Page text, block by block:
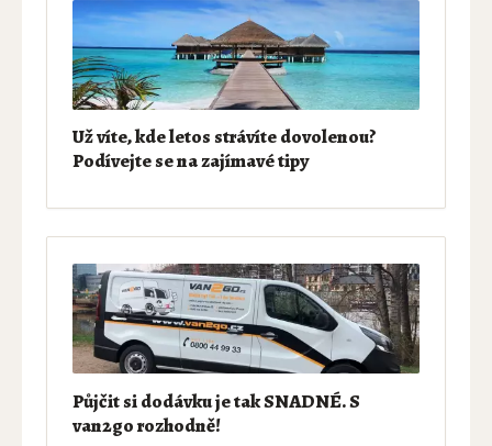
Už víte, kde letos strávíte dovolenou?
Podívejte se na zajímavé tipy
Půjčit si dodávku je tak SNADNÉ. S
van2go rozhodně!